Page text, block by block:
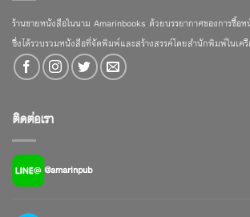
ร้านขายหนังสือในนาม Amarinbooks ด้วยบรรยากาศของการซื้อ
ซึ่งได้รวบรวมหนังสือที่จัดพิมพ์และสร้างสรรค์โดยสำนักพิมพ์ในเค
ติดต่อเรา
@amarinpub